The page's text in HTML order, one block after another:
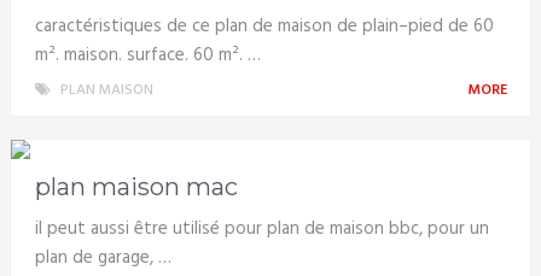
caractéristiques de ce plan de maison de plain–pied de 60
m². maison. surface. 60 m². …
PLAN MAISON MORE
plan maison mac
il peut aussi être utilisé pour plan de maison bbc, pour un
plan de garage, …